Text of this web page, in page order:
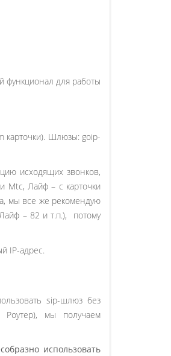
функционал для работы
карточки). Шлюзы: goip-
исходящих звонков,
Mtc, Лайф – с карточки
мы все же рекомендую
– 82 и т.п.), потому
IP-адрес.
sip-шлюз без
мы получаем
использовать